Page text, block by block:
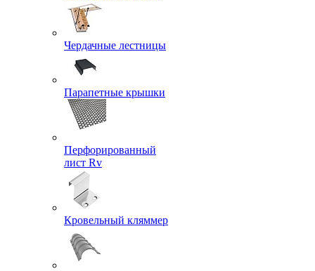
Чердачные лестницы
Парапетные крышки
Перфорированный
лист Rv
Кровельный кляммер